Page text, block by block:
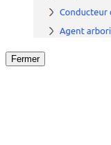
Fermer